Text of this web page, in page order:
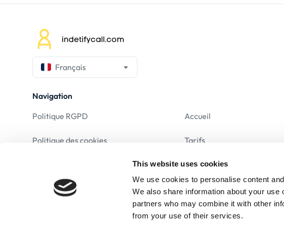
This website uses cookies
We use cookies to personalise content
We also share information about your
partners who may combine it with other
from your use of their services.
Français
Navigation
Accueil
Tarifs
F.A.Q.
Politique des cookies
Conditions d’utilisation
Politique RGPD